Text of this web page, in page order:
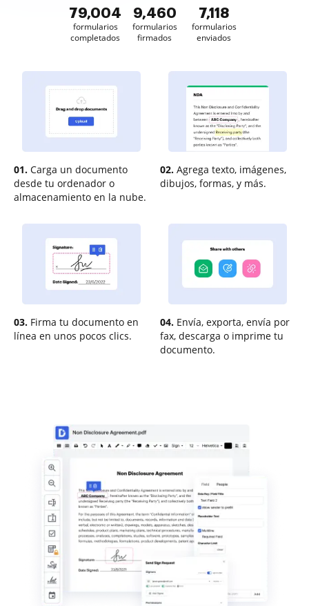
79,004
formularios
completados
9,460
formularios
firmados
7,118
formularios
enviados
01. Carga un documento
desde tu ordenador o
almacenamiento en la nube.
02. Agrega texto, imágenes,
dibujos, formas, y más.
03. Firma tu documento en
línea en unos pocos clics.
04. Envía, exporta, envía por
fax, descarga o imprime tu
documento.